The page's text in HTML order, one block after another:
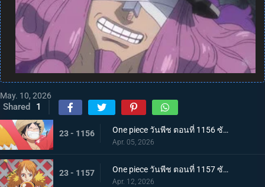
May. 10, 2026
Shared 1
23 - 1156 One piece วันพีช ตอนที่ 1156 ซับไทย งานเลี้ยงสังสรรค์ครั้งใหญ่ที่รอคอยมานาน! งานเลี้ยงฉลองการพบปะสังสรรค์ครั้งยิ่งใหญ่!
Apr. 05, 2026
23 - 1157 One piece วันพีช ตอนที่ 1157 ซับไทย นามิซวยแล้ว! การผจญภัยในอาณาจักรบล็อก
Apr. 12, 2026